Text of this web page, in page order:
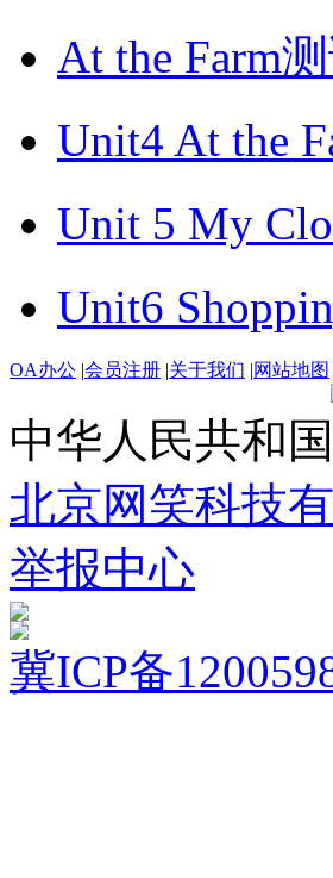
At the Farm
Unit4 At the
Unit 5 My
Unit6
OA办公 |会员注册 |关于我们 |网站地图
中华人民共和
北京网笑科技
举报中心
冀ICP备